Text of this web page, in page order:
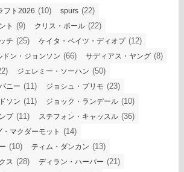
フト2026 (10) spurs (22)
ト (9) クリス・ポール (22)
チ (25) ケイタ・ベイツ・ディオプ(12)
ドン・ジョンソン (66) サディアス・ヤング (8)
ジェレミー・ソーハン (50)
ニー (11) ジョシュ・プリモ (23)
ソン (11) ジョック・ランデール (10)
プ(11) ステフォン・キャッスル (36)
・マクダーモット (14)
(10) ティム・ダンカン (13)
ス (28) ディラン・ハーパー (21)